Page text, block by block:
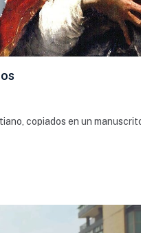
copiados en un